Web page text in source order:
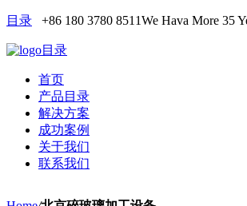
目录 +86 180 3780 8511We Hava More 35
目录
首页
产品目录
解决方案
成功案例
关于我们
联系我们